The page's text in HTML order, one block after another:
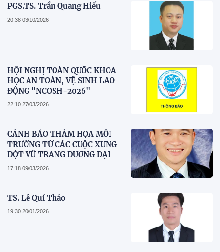
PGS.TS. Trần Quang Hiếu
20:38 03/10/2026
HỘI NGHỊ TOÀN QUỐC KHOA
HỌC AN TOÀN, VỆ SINH LAO
ĐỘNG "NCOSH-2026"
22:10 27/03/2026
CẢNH BÁO THẢM HỌA MÔI
TRƯỜNG TỪ CÁC CUỘC XUNG
ĐỘT VŨ TRANG ĐƯƠNG ĐẠI
17:18 09/03/2026
TS. Lê Quí Thảo
19:30 20/01/2026